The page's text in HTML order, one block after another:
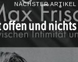
NÄCHSTER ARTIKEL
offen und